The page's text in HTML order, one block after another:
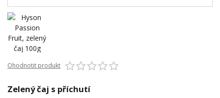
Ohodnotit produkt
Zelený čaj s příchutí